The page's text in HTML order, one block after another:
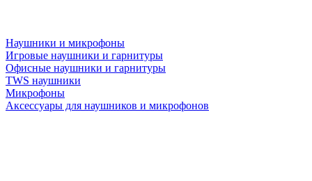
Наушники и микрофоны
Игровые наушники и гарнитуры
Офисные наушники и гарнитуры
TWS наушники
Микрофоны
Аксессуары для наушников и микрофонов